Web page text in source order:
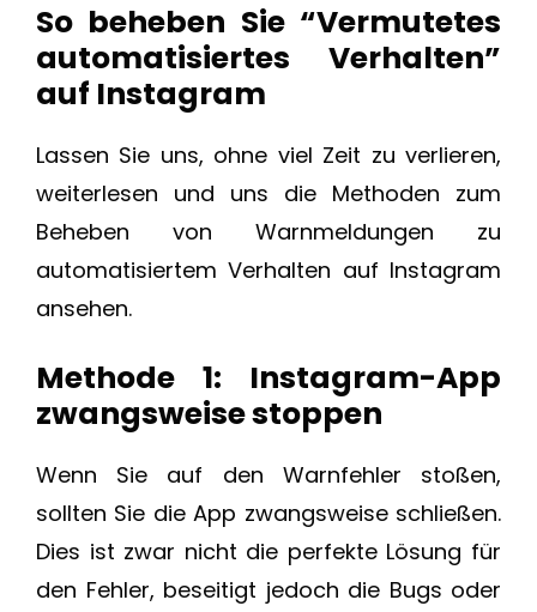
So beheben Sie “Vermutetes
automatisiertes Verhalten”
auf Instagram
Lassen Sie uns, ohne viel Zeit zu verlieren,
weiterlesen und uns die Methoden zum
Beheben von Warnmeldungen zu
automatisiertem Verhalten auf Instagram
ansehen.
Methode 1: Instagram-App
zwangsweise stoppen
Wenn Sie auf den Warnfehler stoßen,
sollten Sie die App zwangsweise schließen.
Dies ist zwar nicht die perfekte Lösung für
den Fehler, beseitigt jedoch die Bugs oder